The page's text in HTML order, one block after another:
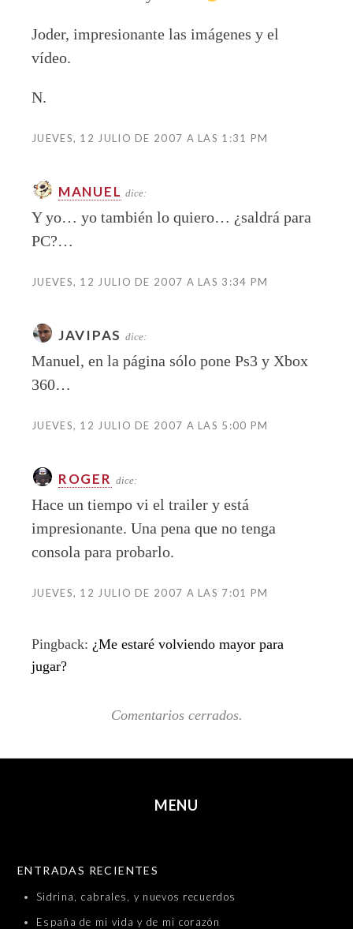
Joder, impresionante las imágenes y el
vídeo.
N.
JUEVES, 12 JULIO DE 2007 A LAS 1:31 PM
MANUEL dice:
Y yo… yo también lo quiero… ¿saldrá para
PC?…
JUEVES, 12 JULIO DE 2007 A LAS 3:34 PM
JAVIPAS dice:
Manuel, en la página sólo pone Ps3 y Xbox
360…
JUEVES, 12 JULIO DE 2007 A LAS 5:00 PM
ROGER dice:
Hace un tiempo vi el trailer y está
impresionante. Una pena que no tenga
consola para probarlo.
JUEVES, 12 JULIO DE 2007 A LAS 7:01 PM
Pingback: ¿Me estaré volviendo mayor para
jugar?
Comentarios cerrados.
MENU
ENTRADAS RECIENTES
Sidrina, cabrales, y nuevos recuerdos
España de mi vida y de mi corazón